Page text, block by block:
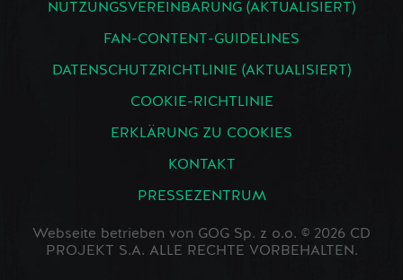
NUTZUNGSVEREINBARUNG (AKTUALISIERT)
FAN-CONTENT-GUIDELINES
DATENSCHUTZRICHTLINIE (AKTUALISIERT)
COOKIE-RICHTLINIE
ERKLÄRUNG ZU COOKIES
KONTAKT
PRESSEZENTRUM
Webseite betrieben von GOG Sp. z o.o. © 2026 CD
PROJEKT S.A. ALLE RECHTE VORBEHALTEN.